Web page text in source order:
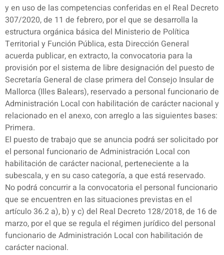
y en uso de las competencias conferidas en el Real Decreto
307/2020, de 11 de febrero, por el que se desarrolla la
estructura orgánica básica del Ministerio de Política
Territorial y Función Pública, esta Dirección General
acuerda publicar, en extracto, la convocatoria para la
provisión por el sistema de libre designación del puesto de
Secretaría General de clase primera del Consejo Insular de
Mallorca (Illes Balears), reservado a personal funcionario de
Administración Local con habilitación de carácter nacional y
relacionado en el anexo, con arreglo a las siguientes bases:
Primera.
El puesto de trabajo que se anuncia podrá ser solicitado por
el personal funcionario de Administración Local con
habilitación de carácter nacional, perteneciente a la
subescala, y en su caso categoría, a que está reservado.
No podrá concurrir a la convocatoria el personal funcionario
que se encuentren en las situaciones previstas en el
artículo 36.2 a), b) y c) del Real Decreto 128/2018, de 16 de
marzo, por el que se regula el régimen jurídico del personal
funcionario de Administración Local con habilitación de
carácter nacional.